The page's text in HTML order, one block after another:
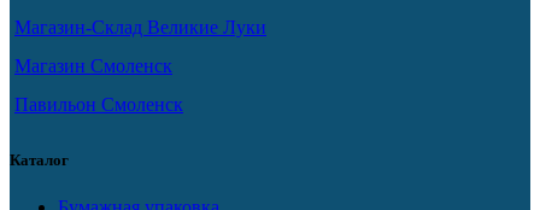
Магазин-Склад Великие Луки
Магазин Смоленск
Павильон Смоленск
Каталог